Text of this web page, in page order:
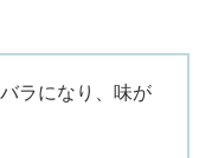
ラになり、味が